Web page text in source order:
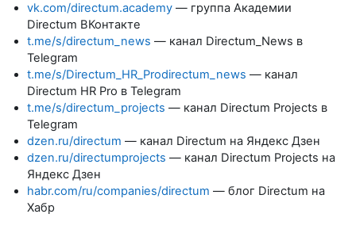
vk.com/directum.academy — группа Академии
Directum ВКонтакте
t.me/s/directum_news — канал Directum_News в
Telegram
t.me/s/Directum_HR_Prodirectum_news — канал
Directum HR Pro в Telegram
t.me/s/directum_projects — канал Directum Projects в
Telegram
dzen.ru/directum — канал Directum на Яндекс Дзен
dzen.ru/directumprojects — канал Directum Projects на
Яндекс Дзен
habr.com/ru/companies/directum — блог Directum на
Хабр